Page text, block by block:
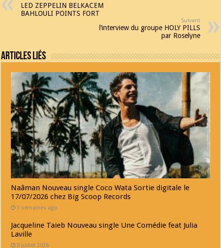
LED ZEPPELIN BELKACEM
BAHLOULI POINTS FORT
Suivant
l’interview du groupe HOLY PILLS
par Roselyne
Articles Liés
Naâman Nouveau single Coco Wata Sortie digitale le
17/07/2026 chez Big Scoop Records
3 semaines ago
Jacqueline Taieb Nouveau single Une Comédie feat Julia
Laville
8 juillet 2026